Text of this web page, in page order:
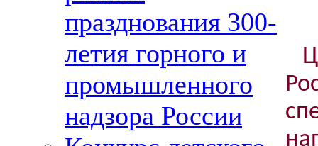
празднования 300-
летия горного и
промышленного
надзора России